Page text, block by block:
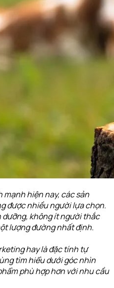
mạnh hiện nay, các sản
được nhiều người lựa chọn.
dưỡng, không ít người thắc
lượng đường nhất định.
hay là đặc tính tự
tìm hiểu dưới góc nhìn
phù hợp hơn với nhu cầu